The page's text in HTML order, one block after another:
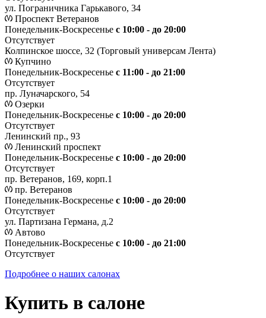
ул. Пограничника Гарькавого, 34
Проспект Ветеранов
Понедельник-Воскресенье с 10:00 - до 20:00
Отсутствует
Колпинское шоссе, 32 (Торговый универсам Лента)
Купчино
Понедельник-Воскресенье с 11:00 - до 21:00
Отсутствует
пр. Луначарского, 54
Озерки
Понедельник-Воскресенье с 10:00 - до 20:00
Отсутствует
Ленинский пр., 93
Ленинский проспект
Понедельник-Воскресенье с 10:00 - до 20:00
Отсутствует
пр. Ветеранов, 169, корп.1
пр. Ветеранов
Понедельник-Воскресенье с 10:00 - до 20:00
Отсутствует
ул. Партизана Германа, д.2
Автово
Понедельник-Воскресенье с 10:00 - до 21:00
Отсутствует
Подробнее о наших салонах
Купить в салоне